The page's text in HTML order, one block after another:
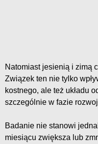
Natomiast jesienią i zimą
Związek ten nie tylko
kostnego, ale też układu
szczególnie w fazie
Badanie nie stanowi
miesiącu zwiększa lub